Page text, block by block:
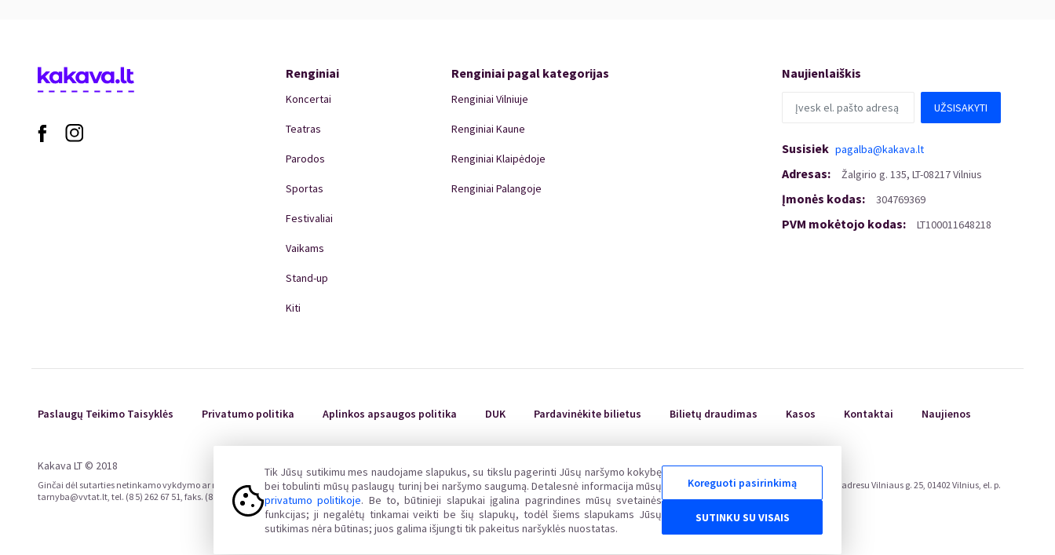
Tik Jūsų sutikimu mes naudojame slapukus, su tikslu pagerinti Jūsų naršymo kokybę
bei tobulinti mūsų paslaugų turinį bei naršymo saugumą. Detalesnė informacija mūsų
privatumo politikoje. Be to, būtinieji slapukai įgalina pagrindines mūsų svetainės
funkcijas; ji negalėtų tinkamai veikti be šių slapukų, todėl šiems slapukams Jūsų
sutikimas nėra būtinas; juos galima išjungti tik pakeitus naršyklės nuostatas.
Koreguoti pasirinkimą
SUTINKU SU VISAIS
Renginiai
Koncertai
Teatras
Parodos
Sportas
Festivaliai
Vaikams
Stand-up
Kiti
Renginiai pagal kategorijas
Renginiai Vilniuje
Renginiai Kaune
Renginiai Klaipėdoje
Renginiai Palangoje
Naujienlaiškis
UŽSISAKYTI
Susisiek pagalba@kakava.lt
Adresas: Žalgirio g. 135, LT-08217 Vilnius
Įmonės kodas: 304769369
PVM mokėtojo kodas: LT100011648218
Paslaugų Teikimo Taisyklės Privatumo politika Aplinkos apsaugos politika DUK Pardavinėkite bilietus Bilietų draudimas Kasos Kontaktai Naujienos
Kakava LT © 2018
Ginčai dėl sutarties netinkamo vykdymo ar nevykdymo ne teisme nagrinėjami Lietuvos Respublikos vartotojų teisių apsaugos įstatymo nustatyta tvarka Valstybinėje vartotojų teisių apsaugos tarnyboje, adresu Vilniaus g. 25, 01402 Vilnius, el. p.
tarnyba@vvtat.lt, tel. (8 5) 262 67 51, faks. (8 5) 279 1466, interneto svetainė www.vvtat.lt. Elektroniniu būdu prašymą galite pateikti per EGS platformą http://ec.europa.eu/odr/.